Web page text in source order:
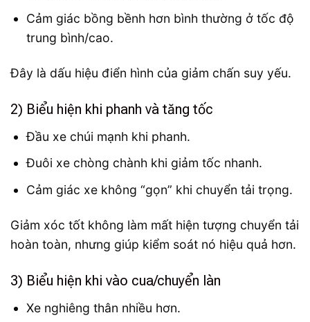
Cảm giác bồng bềnh hơn bình thường ở tốc độ
trung bình/cao.
Đây là dấu hiệu điển hình của giảm chấn suy yếu.
2) Biểu hiện khi phanh và tăng tốc
Đầu xe chúi mạnh khi phanh.
Đuôi xe chòng chành khi giảm tốc nhanh.
Cảm giác xe không “gọn” khi chuyển tải trọng.
Giảm xóc tốt không làm mất hiện tượng chuyển tải
hoàn toàn, nhưng giúp kiểm soát nó hiệu quả hơn.
3) Biểu hiện khi vào cua/chuyển làn
Xe nghiêng thân nhiều hơn.